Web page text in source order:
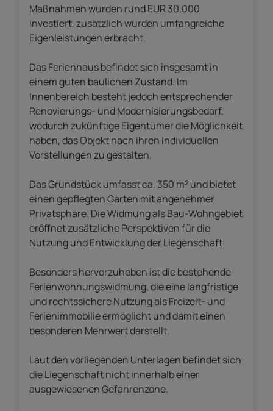
Maßnahmen wurden rund EUR 30.000
investiert, zusätzlich wurden umfangreiche
Eigenleistungen erbracht.
Das Ferienhaus befindet sich insgesamt in
einem guten baulichen Zustand. Im
Innenbereich besteht jedoch entsprechender
Renovierungs- und Modernisierungsbedarf,
wodurch zukünftige Eigentümer die Möglichkeit
haben, das Objekt nach ihren individuellen
Vorstellungen zu gestalten.
Das Grundstück umfasst ca. 350 m² und bietet
einen gepflegten Garten mit angenehmer
Privatsphäre. Die Widmung als Bau-Wohngebiet
eröffnet zusätzliche Perspektiven für die
Nutzung und Entwicklung der Liegenschaft.
Besonders hervorzuheben ist die bestehende
Ferienwohnungswidmung, die eine langfristige
und rechtssichere Nutzung als Freizeit- und
Ferienimmobilie ermöglicht und damit einen
besonderen Mehrwert darstellt.
Laut den vorliegenden Unterlagen befindet sich
die Liegenschaft nicht innerhalb einer
ausgewiesenen Gefahrenzone.